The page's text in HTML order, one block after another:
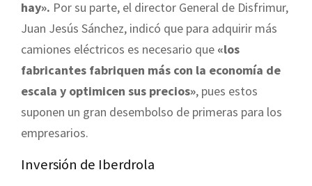
hay». Por su parte, el director General de Disfrimur,
Juan Jesús Sánchez, indicó que para adquirir más
camiones eléctricos es necesario que «los
fabricantes fabriquen más con la economía de
escala y optimicen sus precios», pues estos
suponen un gran desembolso de primeras para los
empresarios.
Inversión de Iberdrola